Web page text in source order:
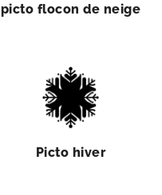
picto flocon de neige
Picto hiver